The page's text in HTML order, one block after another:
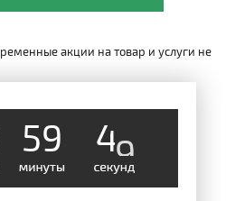
акции на товар и услуги не
59 48